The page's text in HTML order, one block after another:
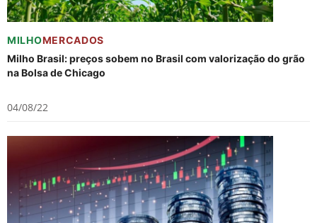
MILHOMERCADOS
Milho Brasil: preços sobem no Brasil com valorização do grão
na Bolsa de Chicago
04/08/22